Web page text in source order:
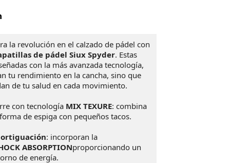
la revolución en el calzado de pádel con
de pádel Siux Spyder. Estas
con la más avanzada tecnología,
tu rendimiento en la cancha, sino que
de tu salud en cada movimiento.
con tecnología MIX TEXURE: combina
de espiga con pequeños tacos.
: incorporan la
ABSORPTIONproporcionando un
de energía.